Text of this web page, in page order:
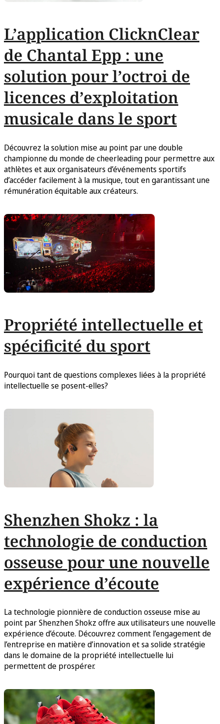
L’application ClicknClear
de Chantal Epp : une
solution pour l’octroi de
licences d’exploitation
musicale dans le sport
Découvrez la solution mise au point par une double
championne du monde de cheerleading pour permettre aux
athlètes et aux organisateurs d’événements sportifs
d’accéder facilement à la musique, tout en garantissant une
rémunération équitable aux créateurs.
Propriété intellectuelle et
spécificité du sport
Pourquoi tant de questions complexes liées à la propriété
intellectuelle se posent-elles?
Shenzhen Shokz : la
technologie de conduction
osseuse pour une nouvelle
expérience d’écoute
La technologie pionnière de conduction osseuse mise au
point par Shenzhen Shokz offre aux utilisateurs une nouvelle
expérience d’écoute. Découvrez comment l’engagement de
l’entreprise en matière d’innovation et sa solide stratégie
dans le domaine de la propriété intellectuelle lui
permettent de prospérer.